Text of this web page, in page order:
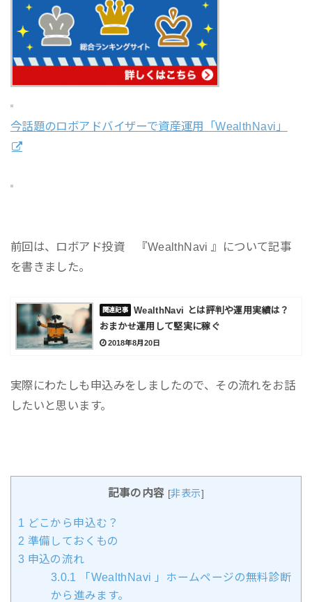
今話題のロボアドバイザーで資産運用「WealthNavi」
前回は、ロボアド投資 『WealthNavi 』について記事
を書きました。
WealthNavi とは評判や運用実績は？
おまかせ運用して堅実に稼ぐ
2018年8月20日
実際にわたしも申込みをしましたので、その流れをお話
したいと思います。
記事の内容 [非表示]
1 どこから申込む？
2 準備しておくもの
3 申込の流れ
3.0.1
「WealthNavi 」ホームページの無料診断
から進みます。